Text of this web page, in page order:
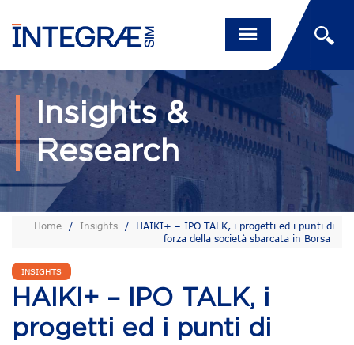
Insights &
Research
Home / Insights /
HAIKI+ – IPO TALK, i progetti ed i punti di
forza della società sbarcata in Borsa
INSIGHTS
HAIKI+ – IPO TALK, i
progetti ed i punti di